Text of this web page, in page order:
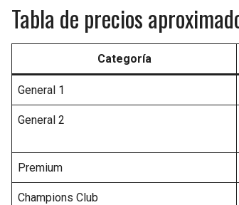
Tabla de precios
Categoría
General 1
General 2
Premium
Champions Club